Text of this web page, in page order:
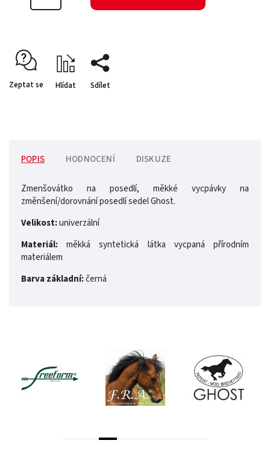
Zeptat se Hlídat Sdílet
POPIS HODNOCENÍ DISKUZE
Zmenšovátko na posedlí, měkké vycpávky na
změnšení/dorovnání posedlí sedel Ghost.
Velikost:univerzální
Materiál: měkká syntetická látka vycpaná přírodním
materiálem
Barva základní:černá